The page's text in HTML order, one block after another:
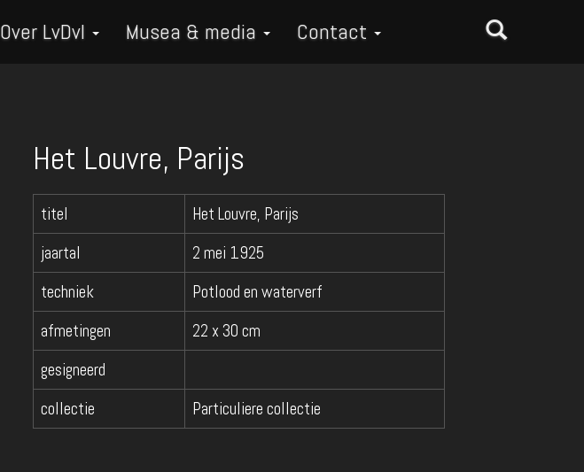
Over LvDvI Musea & media Contact
Het Louvre, Parijs
titel
Het Louvre, Parijs
jaartal
2 mei 1925
techniek
Potlood en waterverf
afmetingen
22 x 30 cm
gesigneerd
collectie
Particuliere collectie